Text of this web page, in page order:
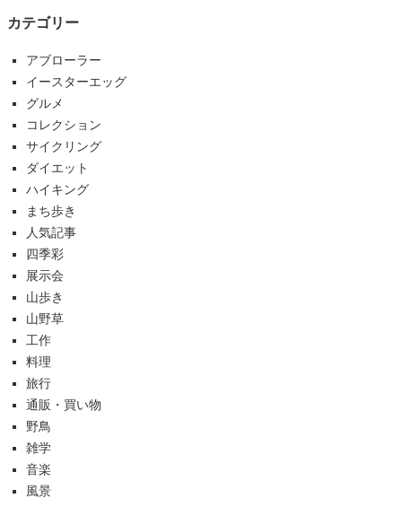
カテゴリー
アブローラー
イースターエッグ
グルメ
コレクション
サイクリング
ダイエット
ハイキング
まち歩き
人気記事
四季彩
展示会
山歩き
山野草
工作
料理
旅行
通販・買い物
野鳥
雑学
音楽
風景